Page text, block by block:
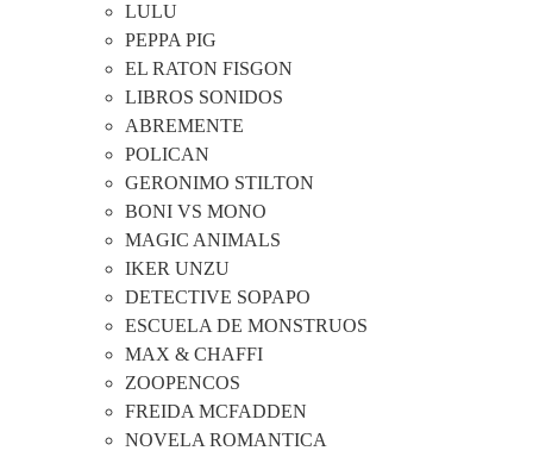
LULU
PEPPA PIG
EL RATON FISGON
LIBROS SONIDOS
ABREMENTE
POLICAN
GERONIMO STILTON
BONI VS MONO
MAGIC ANIMALS
IKER UNZU
DETECTIVE SOPAPO
ESCUELA DE MONSTRUOS
MAX & CHAFFI
ZOOPENCOS
FREIDA MCFADDEN
NOVELA ROMANTICA